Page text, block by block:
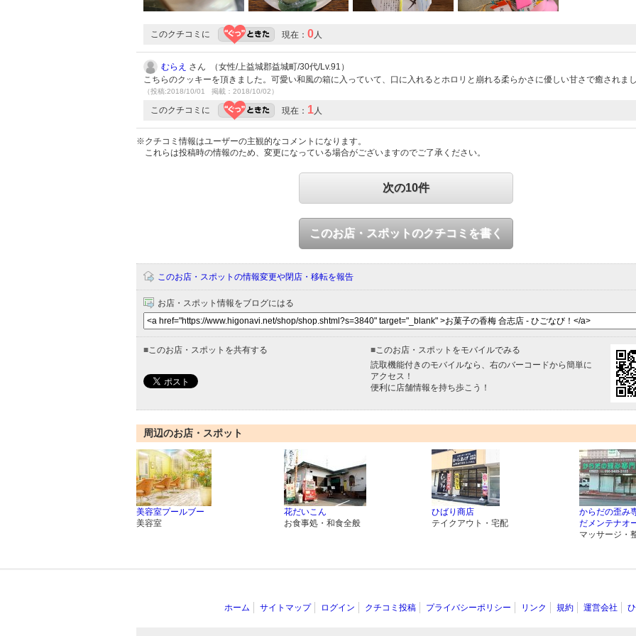
このクチコミに 現在： 0人
むらえ さん （女性/上益城郡益城町/30代/Lv.91）
こちらのクッキーを頂きました。可愛い和風の箱に入っていて、口に入れるとホロリと崩れる柔らかさに優しい甘さで癒されま
（投稿:2018/10/01 掲載：2018/10/02）
このクチコミに 現在： 1人
※クチコミ情報はユーザーの主観的なコメントになります。
これらは投稿時の情報のため、変更になっている場合がございますのでご了承ください。
次の10件
このお店・スポットのクチコミを書く
このお店・スポットの情報変更や閉店・移転を報告
お店・スポット情報をブログにはる
■このお店・スポットを共有する ■このお店・スポットをモバイルでみる
読取機能付きのモバイルなら、右のバーコードから簡単に
アクセス！
便利に店舗情報を持ち歩こう！
周辺のお店・スポット
美容室プールブー
美容室
花だいこん
お食事処・和食全般
ひばり商店
テイクアウト・宅配
からだの歪み
だメンテナオ
マッサージ・
ホーム サイトマップ ログイン クチコミ投稿 プライバシーポリシー リンク 規約 運営会社